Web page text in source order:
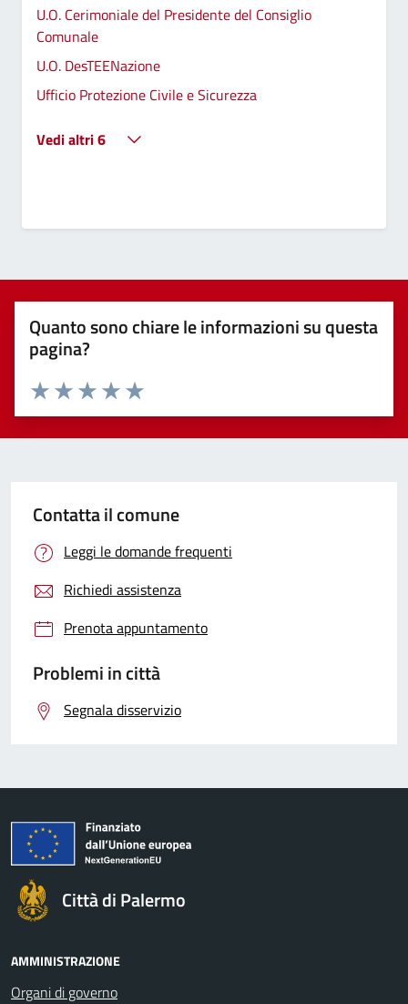
U.O. Cerimoniale del Presidente del Consiglio
Comunale
U.O. DesTEENazione
Ufficio Protezione Civile e Sicurezza
Vedi altri 6
Quanto sono chiare le informazioni su questa
pagina?
Valuta 5 stelle su 5
Valuta 4 stelle su 5
Valuta 3 stelle su 5
Valuta 2 stelle su 5
Valuta 1 stelle su 5
Contatta il comune
Leggi le domande frequenti
Richiedi assistenza
Prenota appuntamento
Problemi in città
Segnala disservizio
Città di Palermo
AMMINISTRAZIONE
Organi di governo